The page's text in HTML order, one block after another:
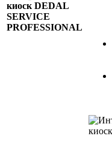
киоск DEDAL
SERVICE
PROFESSIONAL